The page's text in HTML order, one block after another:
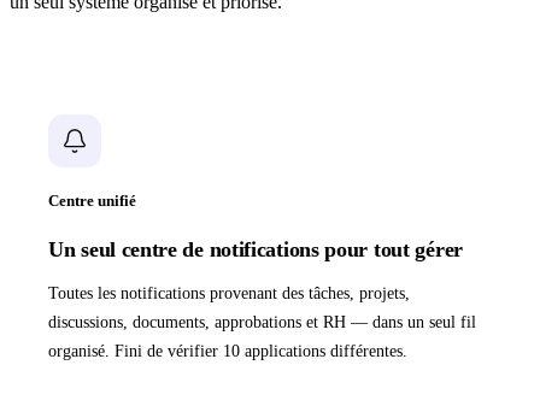
Centre unifié
Un seul centre de notifications pour tout gérer
Toutes les notifications provenant des tâches, projets,
discussions, documents, approbations et RH — dans un seul fil
organisé. Fini de vérifier 10 applications différentes.